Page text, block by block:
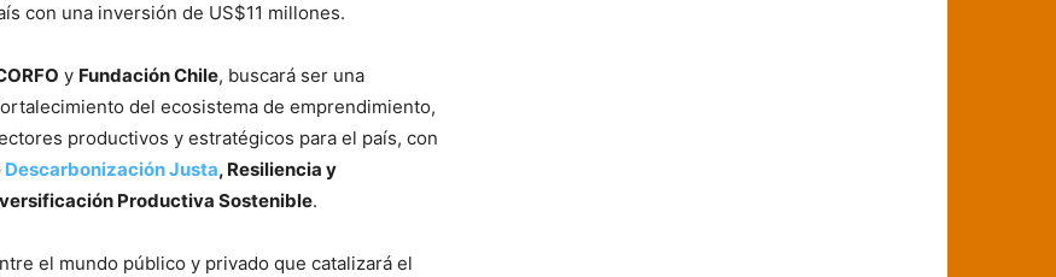
con una inversión de US$11 millones.
y Fundación Chile, buscará ser una
del ecosistema de emprendimiento,
productivos y estratégicos para el país, con
Descarbonización Justa, Resiliencia y
Productiva Sostenible.
el mundo público y privado que catalizará el